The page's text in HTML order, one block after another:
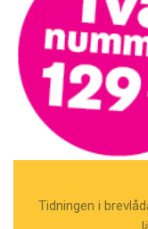
Tidningen i